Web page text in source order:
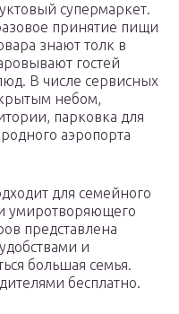
супермаркет.
принятие пищи
знают толк в
гостей
В числе сервисных
небом,
парковка для
аэропорта
для семейного
умиротворяющего
представлена
и
большая семья.
бесплатно.